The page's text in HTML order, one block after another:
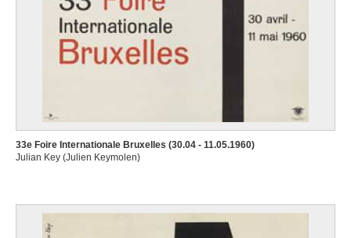
33e Foire Internationale Bruxelles (30.04 - 11.05.1960)
Julian Key (Julien Keymolen)